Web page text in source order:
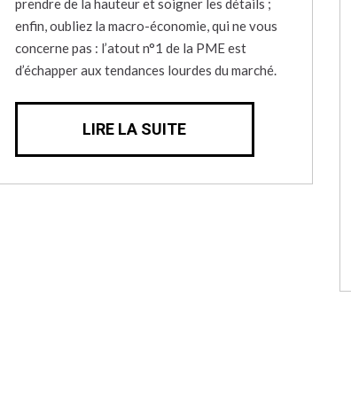
prendre de la hauteur et soigner les détails ;
enfin, oubliez la macro-économie, qui ne vous
concerne pas : l’atout n°1 de la PME est
d’échapper aux tendances lourdes du marché.
LIRE LA SUITE